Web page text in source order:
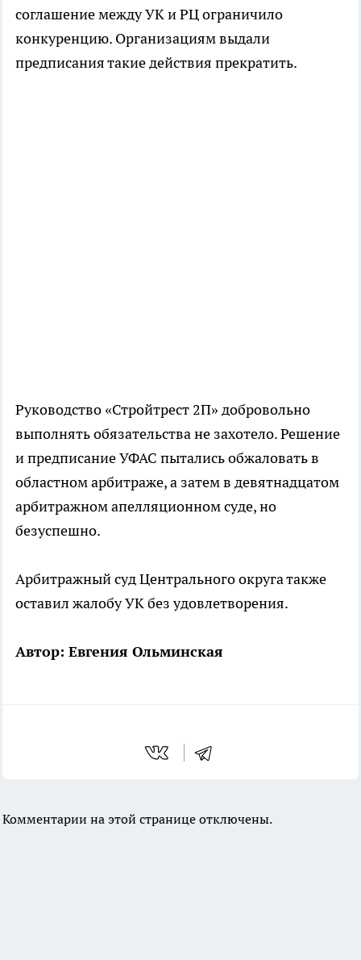
соглашение между УК и РЦ ограничило
конкуренцию. Организациям выдали
предписания такие действия прекратить.
Руководство «Стройтрест 2П» добровольно
выполнять обязательства не захотело. Решение
и предписание УФАС пытались обжаловать в
областном арбитраже, а затем в девятнадцатом
арбитражном апелляционном суде, но
безуспешно.
Арбитражный суд Центрального округа также
оставил жалобу УК без удовлетворения.
Автор: Евгения Ольминская
Комментарии на этой странице отключены.